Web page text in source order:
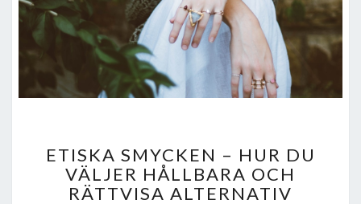
SMYCKEN
–
HUR
ETISKA SMYCKEN – HUR DU
VÄLJER HÅLLBARA OCH
RÄTTVISA ALTERNATIV